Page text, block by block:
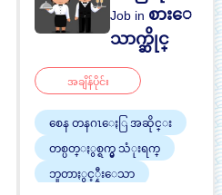
Job in စားေ
သာက္ဆိုင္
အချိန်ပိုင်း
စေန တနဂၤေႏြ အဆိုင္း
တစ္ပတ္ႏွစ္ရက္မွ သံုးရက္
ဘူတာႏွင့္နီးေသာ